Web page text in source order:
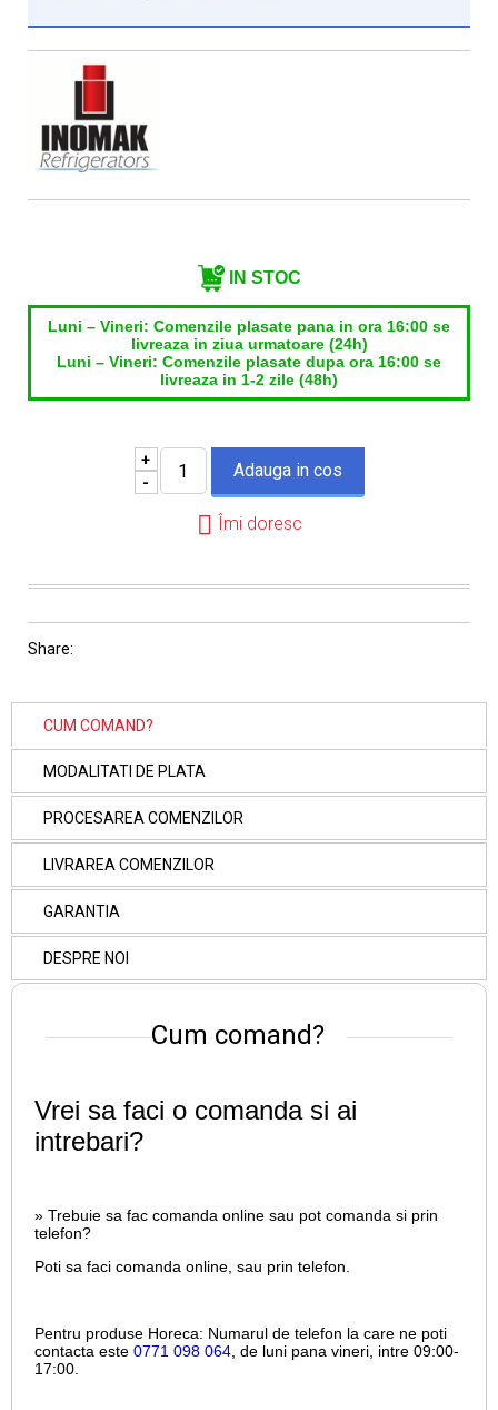
Institutie*
Telefon*
IN STOC
Luni – Vineri: Comenzile plasate pana in ora 16:00 se
livreaza in ziua urmatoare (24h)
Luni – Vineri: Comenzile plasate dupa ora 16:00 se
livreaza in 1-2 zile (48h)
+
-
Îmi doresc
Share:
CUM COMAND?
MODALITATI DE PLATA
PROCESAREA COMENZILOR
LIVRAREA COMENZILOR
GARANTIA
DESPRE NOI
Cum comand?
Vrei sa faci o comanda si ai
intrebari?
» Trebuie sa fac comanda online sau pot comanda si prin
telefon?
Poti sa faci comanda online, sau prin telefon.
Pentru produse Horeca: Numarul de telefon la care ne poti
contacta este 0771 098 064, de luni pana vineri, intre 09:00-
17:00.